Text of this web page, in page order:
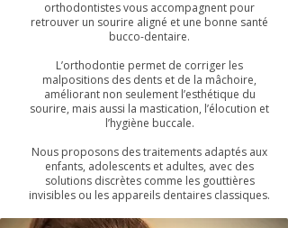
orthodontistes vous accompagnent pour
retrouver un sourire aligné et une bonne santé
bucco-dentaire.
L’orthodontie permet de corriger les
malpositions des dents et de la mâchoire,
améliorant non seulement l’esthétique du
sourire, mais aussi la mastication, l’élocution et
l’hygiène buccale.
Nous proposons des traitements adaptés aux
enfants, adolescents et adultes, avec des
solutions discrètes comme les gouttières
invisibles ou les appareils dentaires classiques.